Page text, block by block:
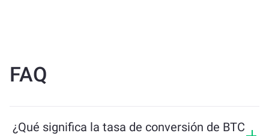
FAQ
¿Qué significa la tasa de conversión de BTC